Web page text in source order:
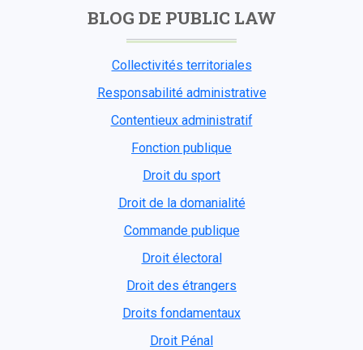
BLOG DE PUBLIC LAW
Collectivités territoriales
Responsabilité administrative
Contentieux administratif
Fonction publique
Droit du sport
Droit de la domanialité
Commande publique
Droit électoral
Droit des étrangers
Droits fondamentaux
Droit Pénal